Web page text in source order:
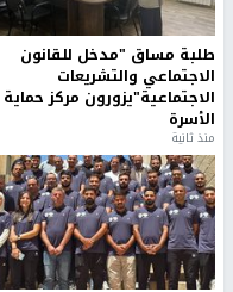
طلبة مساق "مدخل للقانون
الاجتماعي والتشريعات
الاجتماعية"يزورون مركز حماية
الأسرة
منذ ثانية